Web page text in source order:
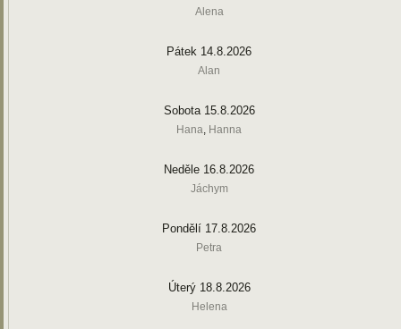
Alena
Pátek 14.8.2026
Alan
Sobota 15.8.2026
Hana, Hanna
Neděle 16.8.2026
Jáchym
Pondělí 17.8.2026
Petra
Úterý 18.8.2026
Helena